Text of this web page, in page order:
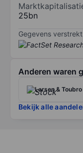
25bn
Gegevens
Anderen waren
Larsen & Toubro
Bekijk alle